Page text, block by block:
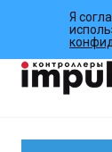
О компании
Я